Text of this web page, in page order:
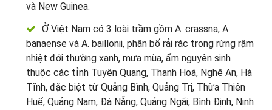
và New Guinea.
Ở Việt Nam có 3 loài trầm gồm A. crassna, A.
banaense và A. baillonii, phân bố rải rác trong rừng rậm
nhiệt đới thường xanh, mưa mùa, ẩm nguyên sinh
thuộc các tỉnh Tuyên Quang, Thanh Hoá, Nghệ An, Hà
Tĩnh, đặc biệt từ Quảng Bình, Quảng Trị, Thừa Thiên
Huế, Quảng Nam, Đà Nẵng, Quảng Ngãi, Bình Định, Ninh